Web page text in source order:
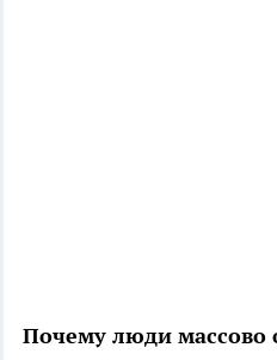
Почему люди массово